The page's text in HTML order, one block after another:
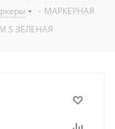
- МАРКЕРНАЯ
S ЗЕЛЕНАЯ